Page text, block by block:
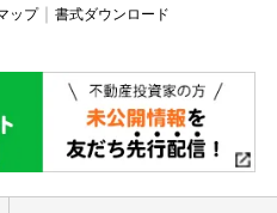
ップ 書式ダウンロード